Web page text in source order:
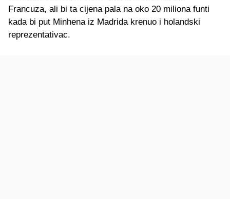
Francuza, ali bi ta cijena pala na oko 20 miliona funti
kada bi put Minhena iz Madrida krenuo i holandski
reprezentativac.